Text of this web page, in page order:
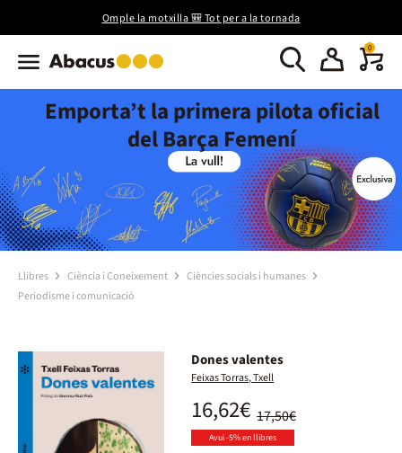
Omple la motxilla 🎒 Tot per a la tornada
0
Emporta’t la primera pilota oficial
del Barça Femení
Llibres Ciència i Coneixement
Ciències socials i humanes
Periodisme i comunicació
Dones valentes
Feixas Torras, Txell
17,50€
16,62€
Avui -5% en llibres